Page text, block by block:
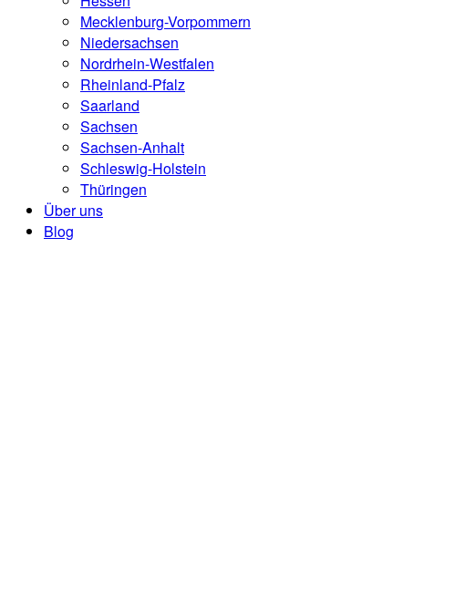
Mecklenburg-Vorpommern
Niedersachsen
Nordrhein-Westfalen
Rheinland-Pfalz
Saarland
Sachsen
Sachsen-Anhalt
Schleswig-Holstein
Thüringen
Über uns
Blog